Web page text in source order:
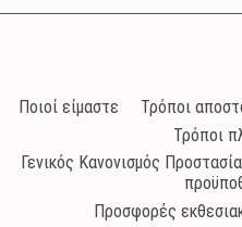
Ποιοί είμαστε Τρόποι
Τρόποι
Γενικός Κανονισμός
Προσφορές